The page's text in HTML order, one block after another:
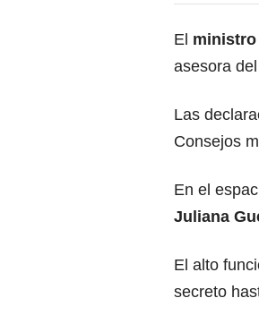
El ministro
asesora
Las
Consejos
En el
Juliana
El alto
secreto